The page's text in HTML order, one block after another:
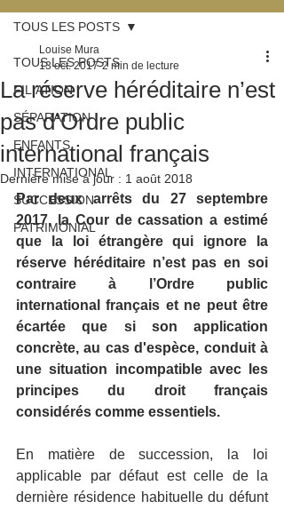
TOUS LES POSTS
FILIATION
SÉPARATION
ENFANTS
INTERNATIONAL
SUCCESSION
PATRIMONIAL
TOUS LES POSTS
La réserve héréditaire n’est
pas d’Ordre public
international français
Louise Mura
13 oct. 2017 2 min de lecture
Dernière mise à jour : 1 août 2018
Par deux arrêts du 27 septembre
2017, la Cour de cassation a estimé
que la loi étrangère qui ignore la
réserve héréditaire n’est pas en soi
contraire à l’Ordre public
international français et ne peut être
écartée que si son application
concrète, au cas d'espèce, conduit à
une situation incompatible avec les
principes du droit français
considérés comme essentiels.
En matière de succession, la loi
applicable par défaut est celle de la
dernière résidence habituelle du défunt